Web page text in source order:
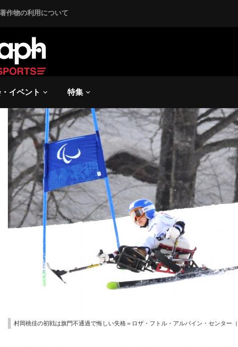
著作物の利用について
イベント 特集
3/11 火曜日 -アルペンスキー
成長する１７歳、失敗を糧
ピック初挑戦の村岡桃佳
村岡桃佳の初戦は旗門不通過で悔しい失格＝ロザ・フトル・アルパイン・センター（